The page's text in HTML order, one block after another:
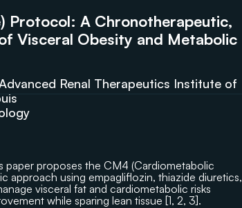
Protocol: A Chronotherapeutic,
Visceral Obesity and Metabolic
Renal Therapeutics Institute of
paper proposes the CM4 (Cardiometabolic
using empagliflozin, thiazide diuretics,
visceral fat and cardiometabolic risks
while sparing lean tissue [1, 2, 3].